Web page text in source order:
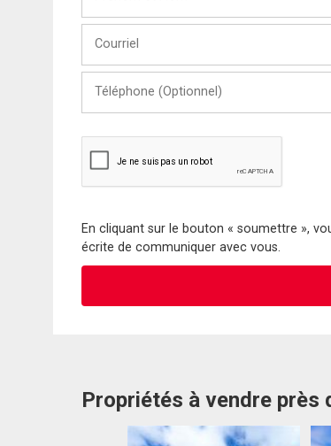
Nom
(Optionnel)
En cliquant sur le bouton « soumettre »,
écrite de communiquer avec vous.
Propriétés à vendre près